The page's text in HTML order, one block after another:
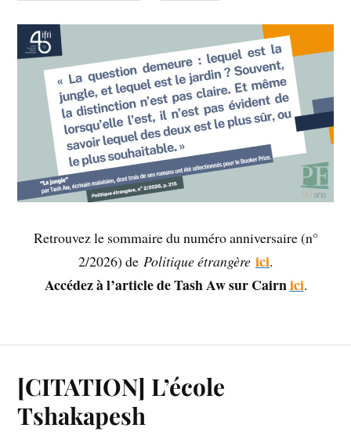
Retrouvez le sommaire du numéro anniversaire (n°
2/2026) de Politique étrangère ici.
Accédez à l’article de Tash Aw sur Cairnici.
[CITATION] L’école
Tshakapesh